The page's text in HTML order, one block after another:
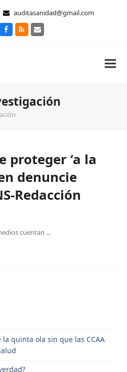
auditasanidad@gmail.com
Facebook
RSS Correo
proteger ‘a la
denuncie
Redacción
cuentan ...
quinta ola sin que las CCAA